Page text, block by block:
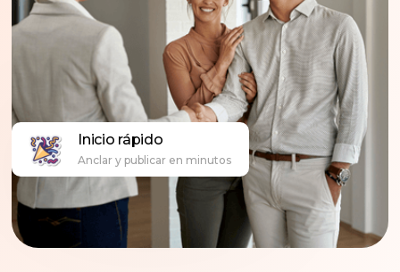
Inicio rápido
Anclar y publicar en minutos